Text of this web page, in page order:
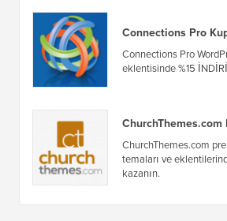
Connections Pro
Connections Pro
eklentisinde %15
ChurchThemes.com
ChurchThemes.com
temaları ve
kazanın.